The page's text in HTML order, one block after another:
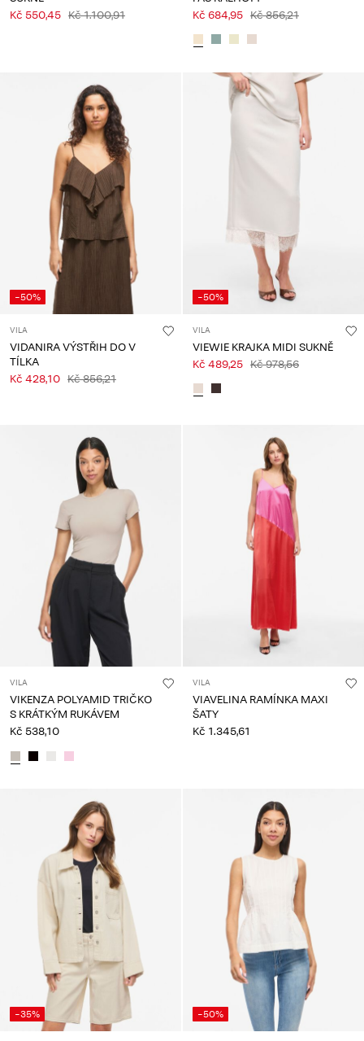
Kč 550,45 Kč 1.100,91
Kč 684,95 Kč 856,21
-50%
VILA
VIDANIRA VÝSTŘIH DO V
TÍLKA
Kč 428,10 Kč 856,21
-50%
VILA
VIEWIE KRAJKA MIDI SUKNĚ
Kč 489,25 Kč 978,56
VILA
VIKENZA POLYAMID TRIČKO
S KRÁTKÝM RUKÁVEM
Kč 538,10
VILA
VIAVELINA RAMÍNKA MAXI
ŠATY
Kč 1.345,61
-35% -50%